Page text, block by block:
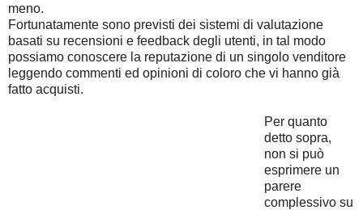
meno.
Fortunatamente sono previsti dei sistemi di valutazione
basati su recensioni e feedback degli utenti, in tal modo
possiamo conoscere la reputazione di un singolo venditore
leggendo commenti ed opinioni di coloro che vi hanno già
fatto acquisti.
Per quanto
detto sopra,
non si può
esprimere un
parere
complessivo su